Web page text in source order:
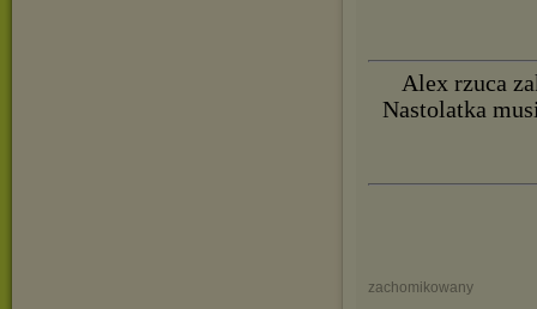
Alex rzuca
Nastolatka
zachomikowany